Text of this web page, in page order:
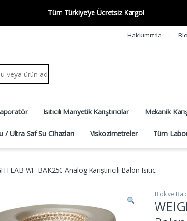
Tüm Türkiye’ye Ücretsiz Kargo!
Hakkımızda
Isıtıcılı Manyetik Karıştırıcılar Mekanik
/ Ultra Saf Su Cihazları Viskozimetreler Tüm
WF-BAK250 Analog Karıştırıcılı Balon Isıtıcı
Blok ve